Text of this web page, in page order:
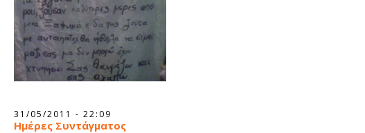
31/05/2011 - 22:09
Ημέρες Συντάγματος